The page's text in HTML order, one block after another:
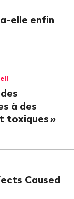
elle enfin
à des
toxiques»
Caused